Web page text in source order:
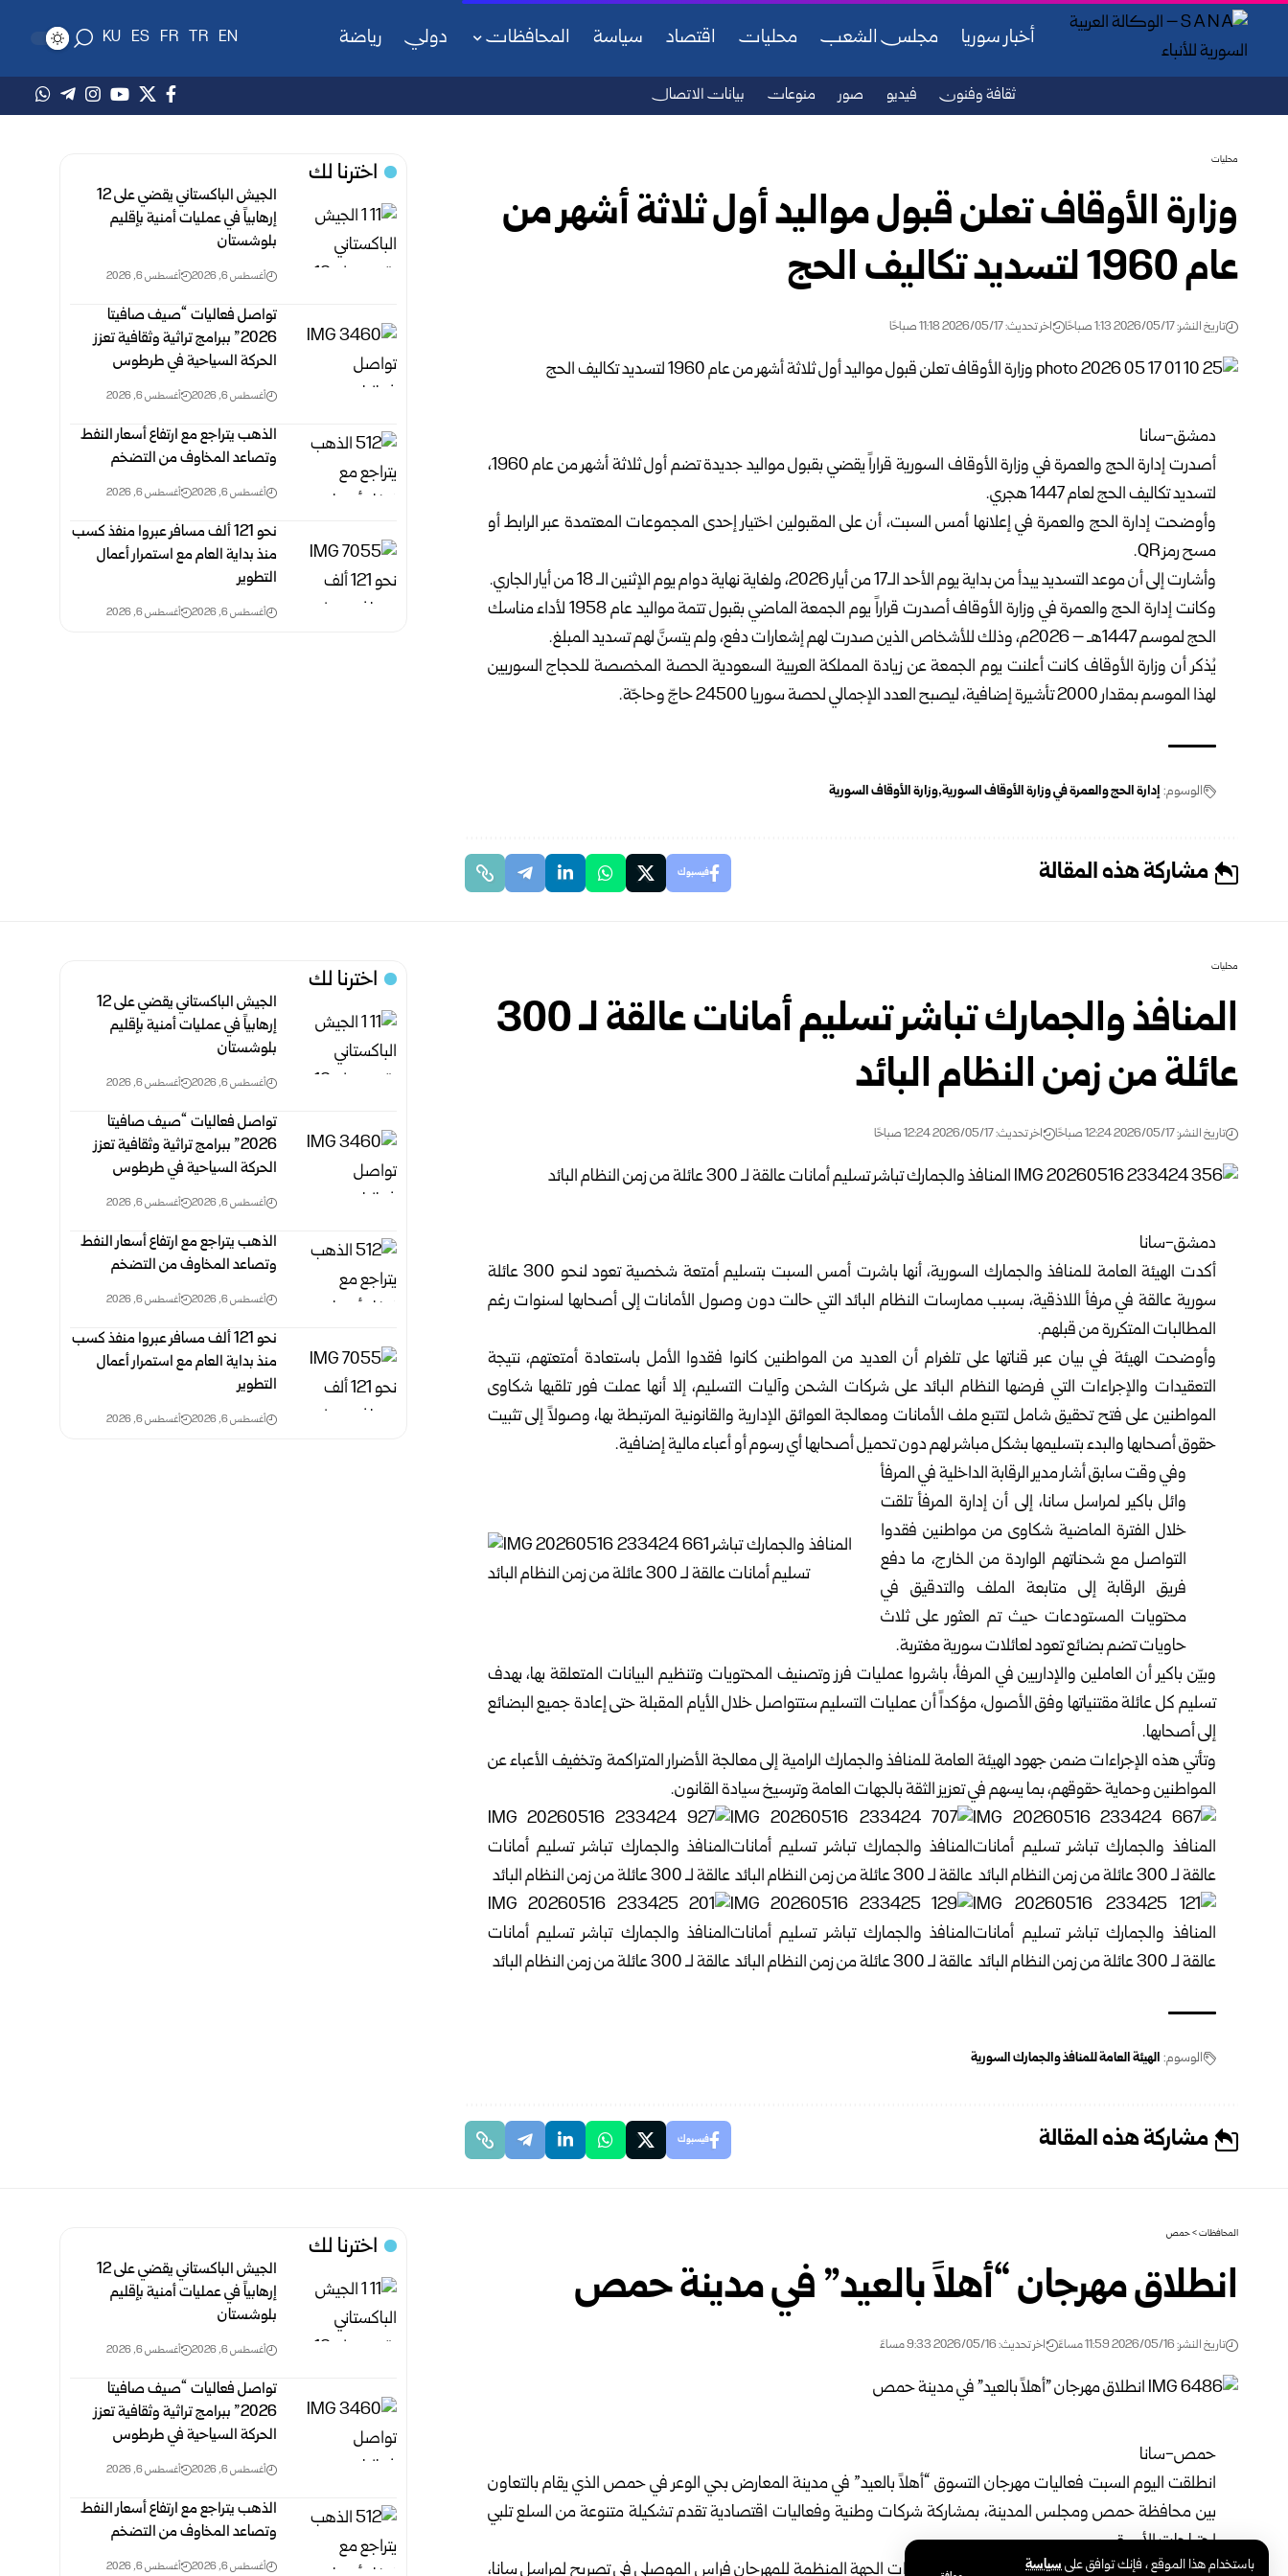
باستخدام هذا الموقع ، فإنك توافق علىسياسة
أخبار سوريا مجلس الشعب محليات اقتصاد سياسة المحافظات دولي رياضة EN
TR
FR
ES
KU
ثقافة وفنون فيديو صور منوعات بيانات الاتصال
محليات
وزارة الأوقاف تعلن قبول مواليد أول ثلاثة أشهر من
عام 1960 لتسديد تكاليف الحج
تاريخ النشر: 2026/05/17 1:13 صباحًا اخر تحديث: 2026/05/17 11:18 صباحًا
دمشق-سانا‏
أصدرت إدارة الحج والعمرة في وزارة الأوقاف السورية
قراراً يقضي بقبول مواليد ‏جديدة تضم أول ثلاثة أشهر من عام 1960،
لتسديد تكاليف الحج لعام 1447 هجري.‏
وأوضحت إدارة الحج والعمرة في إعلانها أمس السبت، أن على المقبولين اختيار إحدى ‏المجموعات المعتمدة عبرالرابط‎ أو
مسح رمز ‏QR‏.‏
وأشارت إلى أن موعد التسديد يبدأ من بداية يوم الأحد الـ17 من أيار 2026، ولغاية نهاية دوام ‏يوم الإثنين الـ 18 من أيار الجاري.‏
‏وكانت إدارة الحج والعمرة في وزارة الأوقاف أصدرت قراراً يوم الجمعة الماضي‏ بقبول ‏تتمة مواليد عام 1958 لأداء مناسك
الحج لموسم 1447هـ – 2026م، وذلك للأشخاص ‏الذين صدرت لهم إشعارات دفع، ولم يتسنَّ لهم تسديد المبلغ.‏
يُذكر أن وزارة الأوقاف كانت أعلنت يوم الجمعة عن زيادة المملكة العربية السعودية ‏الحصة المخصصة للحجاج السوريين
لهذا الموسم بمقدار 2000 تأشيرة إضافية، ليصبح ‏العدد الإجمالي لحصة سوريا 24500 حاجّ وحاجّة.‏
الوسوم: إدارة الحج والعمرة في وزارة الأوقاف السورية وزارة الأوقاف السورية
مشاركة هذه المقالة فيسبوك
اخترنا لك
الجيش الباكستاني يقضي على 12
إرهابياً في عمليات أمنية بإقليم
بلوشستان
أغسطس 6, 2026 أغسطس 6, 2026
تواصل فعاليات “صيف صافيتا
2026” ببرامج تراثية وثقافية تعزز
الحركة السياحية في طرطوس
أغسطس 6, 2026 أغسطس 6, 2026
الذهب يتراجع مع ارتفاع أسعار النفط
وتصاعد المخاوف من التضخم
أغسطس 6, 2026 أغسطس 6, 2026
نحو 121 ألف مسافر عبروا منفذ كسب
منذ بداية العام مع استمرار أعمال
التطوير
أغسطس 6, 2026 أغسطس 6, 2026
محليات
المنافذ والجمارك تباشر تسليم أمانات عالقة لـ 300
عائلة من زمن النظام البائد
تاريخ النشر: 2026/05/17 12:24 صباحًا اخر تحديث: 2026/05/17 12:24 صباحًا
دمشق-سانا
أكدت الهيئة العامة للمنافذ والجمارك السورية
، أنها باشرت أمس السبت بتسليم أمتعة ‏شخصية تعود لنحو 300 عائلة
سورية عالقة في مرفأ اللاذقية، بسبب ممارسات النظام ‏البائد التي حالت دون وصول الأمانات إلى أصحابها لسنوات رغم
المطالبات المتكررة ‏من قبلهم.‏
وأوضحت الهيئة في بيان عبر قناتها على تلغرام أن العديد من المواطنين كانوا فقدوا ‏الأمل باستعادة أمتعتهم، نتيجة
التعقيدات والإجراءات التي فرضها النظام البائد على ‏شركات الشحن وآليات التسليم، إلا أنها عملت فور تلقيها شكاوى
المواطنين على فتح ‏تحقيق شامل لتتبع ملف الأمانات ومعالجة العوائق الإدارية والقانونية المرتبطة بها، ‏وصولاً إلى تثبيت
حقوق أصحابها والبدء بتسليمها بشكل مباشر لهم دون تحميل أصحابها ‏أي رسوم أو أعباء مالية إضافية.‏
وفي وقت سابق أشار مدير الرقابة الداخلية في المرفأ
وائل باكير لمراسل سانا، إلى أن إدارة ‏المرفأ تلقت
‏خلال الفترة الماضية شكاوى من مواطنين فقدوا
التواصل مع شحناتهم ‏الواردة من ‏الخارج، ما دفع
فريق الرقابة إلى متابعة الملف والتدقيق في
محتويات ‏المستودعات حيث ‏تم العثور على ثلاث
حاويات تضم بضائع تعود لعائلات سورية ‏مغتربة.‏
وبيّن باكير أن العاملين والإداريين في المرفأ، باشروا عمليات فرز وتصنيف المحتويات ‌‏وتنظيم البيانات المتعلقة بها، بهدف
تسليم كل عائلة مقتنياتها وفق الأصول، مؤكداً أن ‌‏عمليات التسليم ستتواصل خلال الأيام المقبلة حتى إعادة جميع البضائع
إلى أصحابها.‏
وتأتي هذه الإجراءات ضمن جهود الهيئة العامة للمنافذ والجمارك الرامية إلى معالجة ‏الأضرار المتراكمة وتخفيف الأعباء عن
المواطنين وحماية حقوقهم، بما يسهم في تعزيز ‏الثقة بالجهات العامة وترسيخ سيادة القانون.‏
الوسوم: الهيئة العامة للمنافذ والجمارك السورية
مشاركة هذه المقالة فيسبوك
اخترنا لك
الجيش الباكستاني يقضي على 12
إرهابياً في عمليات أمنية بإقليم
بلوشستان
أغسطس 6, 2026 أغسطس 6, 2026
تواصل فعاليات “صيف صافيتا
2026” ببرامج تراثية وثقافية تعزز
الحركة السياحية في طرطوس
أغسطس 6, 2026 أغسطس 6, 2026
الذهب يتراجع مع ارتفاع أسعار النفط
وتصاعد المخاوف من التضخم
أغسطس 6, 2026 أغسطس 6, 2026
نحو 121 ألف مسافر عبروا منفذ كسب
منذ بداية العام مع استمرار أعمال
التطوير
أغسطس 6, 2026 أغسطس 6, 2026
المحافظات>حمص
انطلاق مهرجان “أهلاً بالعيد” في مدينة حمص
تاريخ النشر: 2026/05/16 11:59 مساءً اخر تحديث: 2026/05/16 9:33 مساءً
حمص-سانا
انطلقت اليوم السبت فعاليات مهرجان التسوق “أهلاً بالعيد” في مدينة المعارض بحي ‏الوعر فيحمص الذي يقام بالتعاون
بين محافظة حمص ومجلس المدينة، بمشاركة ‏شركات وطنية وفعاليات اقتصادية تقدم تشكيلة متنوعة من السلع تلبي
احتياجات الأسرة.
وأوضح مدير مؤسسة الموصلي للمعارض والمؤتمرات الجهة المنظمة للمهرجان فراس ‏الموصلي في تصريح لمراسل سانا،
اخترنا لك
الجيش الباكستاني يقضي على 12
إرهابياً في عمليات أمنية بإقليم
بلوشستان
أغسطس 6, 2026 أغسطس 6, 2026
تواصل فعاليات “صيف صافيتا
2026” ببرامج تراثية وثقافية تعزز
الحركة السياحية في طرطوس
أغسطس 6, 2026 أغسطس 6, 2026
الذهب يتراجع مع ارتفاع أسعار النفط
وتصاعد المخاوف من التضخم
أغسطس 6, 2026 أغسطس 6, 2026